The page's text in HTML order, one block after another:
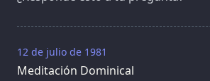
12 de julio de 1981
Meditación Dominical